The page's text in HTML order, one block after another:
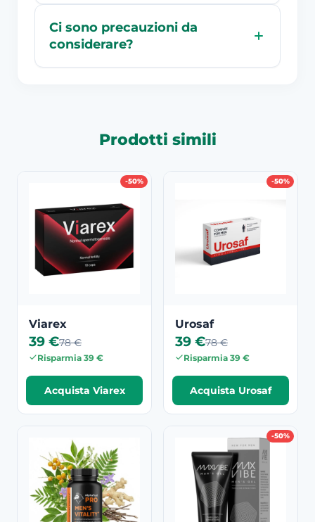
Ci sono precauzioni da
considerare?
Prodotti simili
-50%
Viarex
39 €78 €
Risparmia 39 €
Acquista Viarex
-50%
Urosaf
39 €78 €
Risparmia 39 €
Acquista Urosaf
-50%